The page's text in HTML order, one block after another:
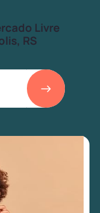
Livre
RS